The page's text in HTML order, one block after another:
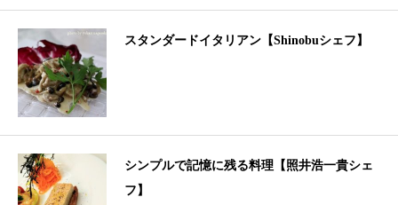
スタンダードイタリアン【Shinobuシェフ】
シンプルで記憶に残る料理【照井浩一貴シェ
フ】